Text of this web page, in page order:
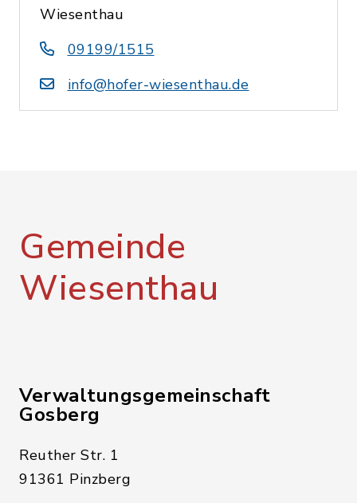
Wiesenthau
09199/1515
info@hofer-wiesenthau.de
Gemeinde
Wiesenthau
Verwaltungsgemeinschaft
Gosberg
Reuther Str. 1
91361 Pinzberg